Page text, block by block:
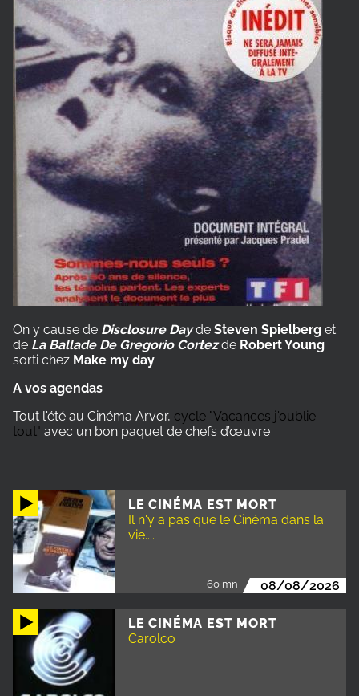
LE CINÉMA EST MORT
Il n'y a pas que le Cinéma dans la
vie....
60 mn 08/08/2026
LE CINÉMA EST MORT
Carolco
On y cause de Disclosure Dayde Steven Spielberg et
de La Ballade De Gregorio Cortezde Robert Young
sorti chez Make my day
A vos agendas
Tout l'été au Cinéma Arvor, cycle "Vacances j'oublie
tout" avec un bon paquet de chefs d’œuvre